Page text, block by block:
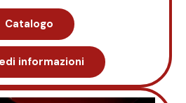
Catalogo
informazioni